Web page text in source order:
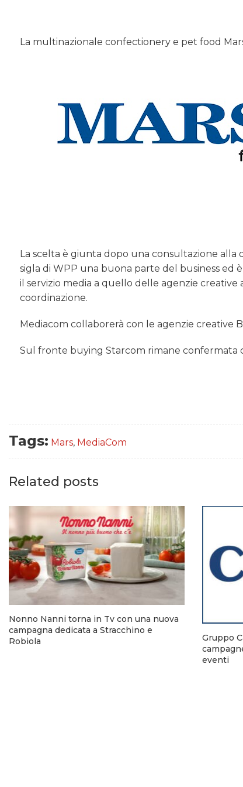
La multinazionale confectionery e pet food
La scelta è giunta dopo una consultazione
sigla di WPP una buona parte del business ed
il servizio media a quello delle agenzie
coordinazione.
Mediacom collaborerà con le agenzie creative
Sul fronte buying Starcom rimane confermata
Tags: Mars, MediaCom
Related posts
Nonno Nanni torna in Tv con una nuova
campagna dedicata a Stracchino e
Robiola
Gruppo
eventi